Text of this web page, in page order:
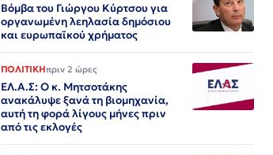
Βόμβα του Γιώργου Κύρτσου για
οργανωμένη λεηλασία δημόσιου
και ευρωπαϊκού χρήματος
ΠΟΛΙΤΙΚΗπριν 2 ώρες
ΕΛ.Α.Σ: Ο κ. Μητσοτάκης
ανακάλυψε ξανά τη βιομηχανία,
αυτή τη φορά λίγους μήνες πριν
από τις εκλογές